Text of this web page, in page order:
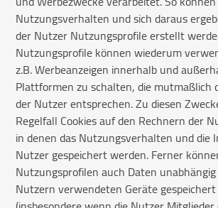
Nutzungsverhalten und sich daraus
der Nutzer Nutzungsprofile erstellt
Nutzungsprofile können wiederum
z.B. Werbeanzeigen innerhalb und
Plattformen zu schalten, die mutmaßlich
der Nutzer entsprechen. Zu diesen
Regelfall Cookies auf den Rechnern der
in denen das Nutzungsverhalten und die
Nutzer gespeichert werden. Ferner
Nutzungsprofilen auch Daten
Nutzern verwendeten Geräte